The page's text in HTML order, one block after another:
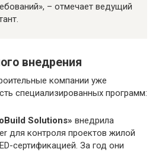
– отмечает ведущий
внедрения
компании уже
специализированных программ:
Solutions» внедрила
для контроля проектов жилой
сертификацией. За год они